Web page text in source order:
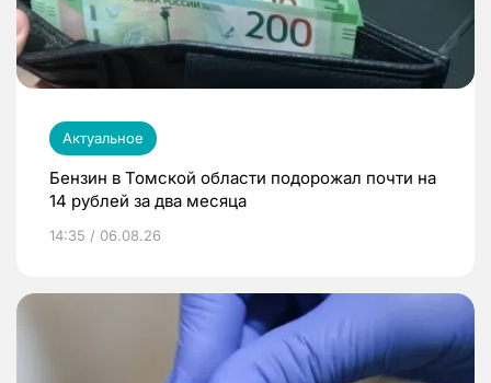
Актуальное
Бензин в Томской области подорожал почти на
14 рублей за два месяца
14:35 / 06.08.26